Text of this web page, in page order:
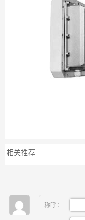
相关推荐
称呼：